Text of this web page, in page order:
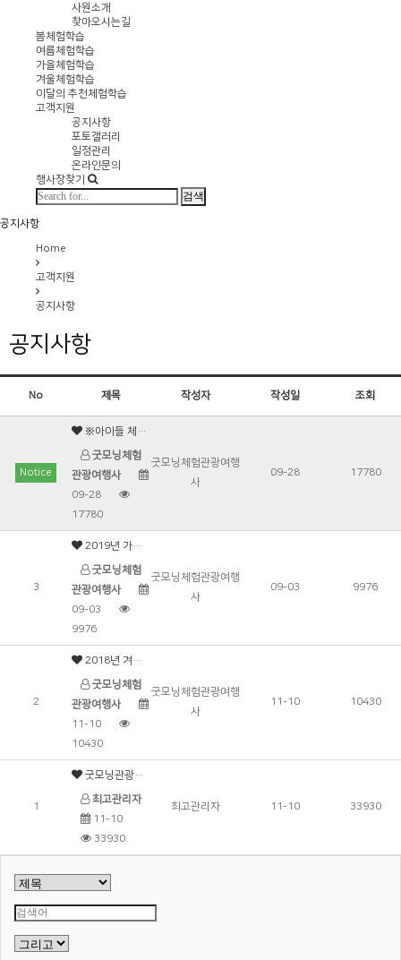
사원소개
찾아오시는길
봄체험학습
여름체험학습
가을체험학습
겨울체험학습
이달의 추천체험학습
고객지원
공지사항
포토갤러리
일정관리
온라인문의
행사장찾기
검색
공지사항
Home
고객지원
공지사항
공지사항
No 제목 작성자 작성일 조회
Notice
※아이들 체험학습 전문 여행사 굿모닝체험스쿨 입니다※
굿모닝체험
관광여행사
09-28
17780
굿모닝체험관광여행
사
09-28 17780
3
2019년 가을체험학습이 업데이트 되었습니다.
굿모닝체험
관광여행사
09-03
9976
굿모닝체험관광여행
사
09-03 9976
2
2018년 겨울체험학습이 업데이트 되었습니다.
굿모닝체험
관광여행사
11-10
10430
굿모닝체험관광여행
사
11-10 10430
1
굿모닝관광여행사 홈페이지 리뉴얼안내
최고관리자
11-10
33930
최고관리자 11-10 33930